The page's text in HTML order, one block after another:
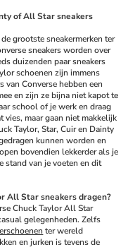
of All Star sneakers
grootste sneakermerken ter
sneakers worden over
duizenden paar sneakers
schoenen zijn immens
van Converse hebben een
en zijn ze bijna niet kapot te
school of je werk en draag
maar gaan niet makkelijk
Taylor, Star, Cuir en Dainty
kunnen worden en
bovendien lekkerder als je
stand van je voeten en dit
All Star sneakers dragen?
Chuck Taylor All Star
gelegenheden. Zelfs
ter wereld
en jurken is tevens de